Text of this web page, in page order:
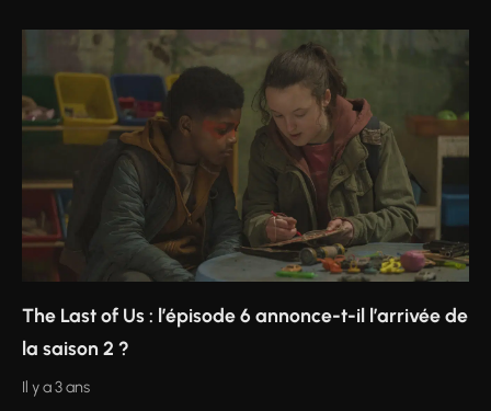
The Last of Us : l’épisode 6 annonce-t-il l’arrivée de
la saison 2 ?
Il y a 3 ans